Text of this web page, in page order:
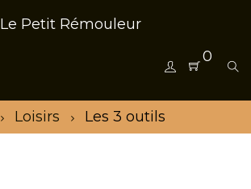
Le Petit Rémouleur
0
Loisirs Les 3 outils